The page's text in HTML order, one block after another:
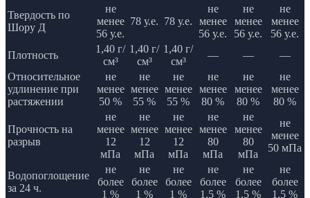
Твердость по
Шору Д
не
менее
56 у.е.
78 у.е. 78 у.е.
не
менее
56 у.е.
не
менее
56 у.е.
не
менее
56 у.е.
Плотность
1,40 г/
см³
1,40 г/
см³
1,40 г/
см³
— —
—
Относительное
удлинение при
растяжении
не
менее
50 %
не
менее
55 %
не
менее
55 %
не
менее
80 %
не
менее
80 %
не
менее
80 %
Прочность на
разрыв
не
менее
12
мПа
не
менее
12
мПа
не
менее
12
мПа
не
менее
80
мПа
не
менее
80
мПа
не
менее
50 мПа
Водопоглощение
за 24 ч.
не
более
1 %
не
более
1 %
не
более
1 %
не
более
1,5 %
не
более
1,5 %
не
более
1,5 %